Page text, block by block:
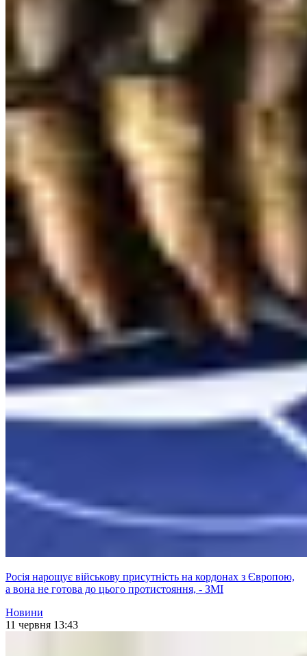
Росія нарощує військову присутність на кордонах з Європою,
а вона не готова до цього протистояння, - ЗМІ
Новини
11 червня 13:43